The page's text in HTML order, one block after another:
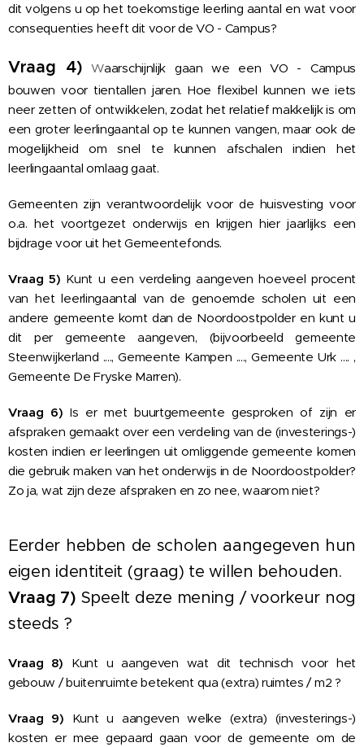
dit volgens u op het toekomstige leerling aantal en wat voor
consequenties heeft dit voor de VO - Campus?
Vraag 4) Waarschijnlijk gaan we een VO - Campus
bouwen voor tientallen jaren. Hoe flexibel kunnen we iets
neer zetten of ontwikkelen, zodat het relatief makkelijk is om
een groter leerlingaantal op te kunnen vangen, maar ook de
mogelijkheid om snel te kunnen afschalen indien het
leerlingaantal omlaag gaat.
Gemeenten zijn verantwoordelijk voor de huisvesting voor
o.a. het voortgezet onderwijs en krijgen hier jaarlijks een
bijdrage voor uit het Gemeentefonds.
Vraag 5) Kunt u een verdeling aangeven hoeveel procent
van het leerlingaantal van de genoemde scholen uit een
andere gemeente komt dan de Noordoostpolder en kunt u
dit per gemeente aangeven, (bijvoorbeeld gemeente
Steenwijkerland ...., Gemeente Kampen ...., Gemeente Urk .... ,
Gemeente De Fryske Marren).
Vraag 6) Is er met buurtgemeente gesproken of zijn er
afspraken gemaakt over een verdeling van de (investerings-)
kosten indien er leerlingen uit omliggende gemeente komen
die gebruik maken van het onderwijs in de Noordoostpolder?
Zo ja, wat zijn deze afspraken en zo nee, waarom niet?
Eerder hebben de scholen aangegeven hun
eigen identiteit (graag) te willen behouden.
Vraag 7) Speelt deze mening / voorkeur nog
steeds ?
Vraag 8) Kunt u aangeven wat dit technisch voor het
gebouw / buitenruimte betekent qua (extra) ruimtes / m2 ?
Vraag 9) Kunt u aangeven welke (extra) (investerings-)
kosten er mee gepaard gaan voor de gemeente om de